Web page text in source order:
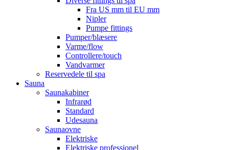
Fra US mm til EU mm
Nipler
Pumpe fittings
Pumper/blæsere
Varme/flow
Controllere/touch
Vandvarmer
Reservedele til spa
Sauna
Saunakabiner
Infrarød
Standard
Udesauna
Saunaovne
Elektriske
Elektriske professionel